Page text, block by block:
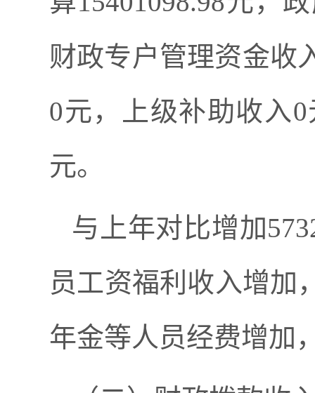
财政专户管理资金收
0元，上级补助收入0
元。
与上年对比增加
员工资福利收入增加
年金等人员经费增加